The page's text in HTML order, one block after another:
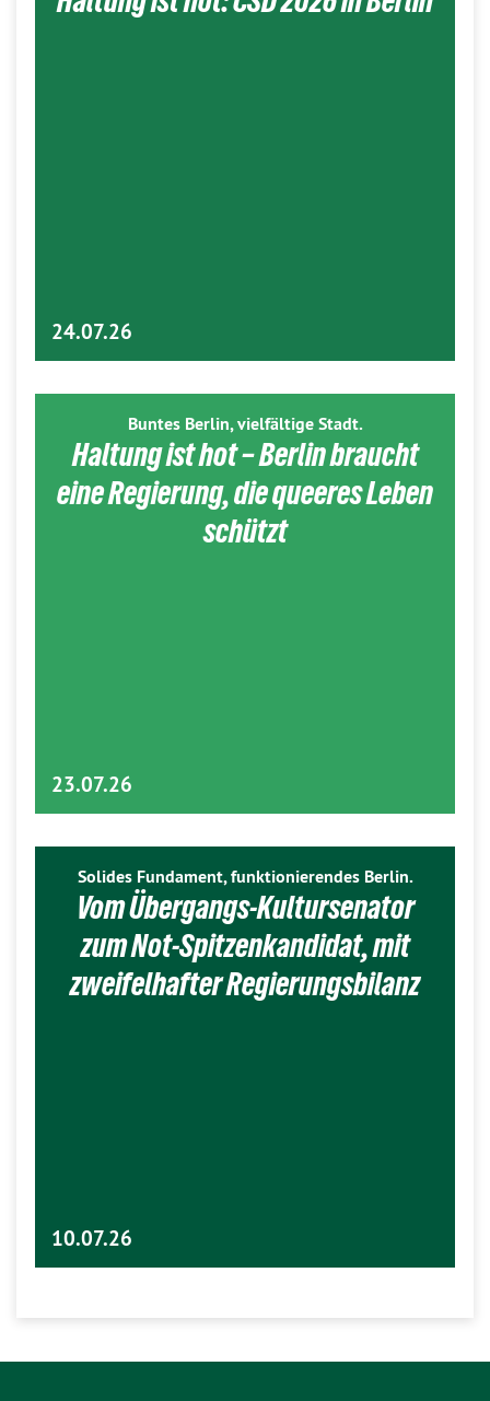
24.07.26
Buntes Berlin, vielfältige Stadt.
Haltung ist hot – Berlin braucht
eine Regierung, die queeres Leben
schützt
23.07.26
Solides Fundament, funktionierendes Berlin.
Vom Übergangs-Kultursenator
zum Not-Spitzenkandidat, mit
zweifelhafter Regierungsbilanz
10.07.26